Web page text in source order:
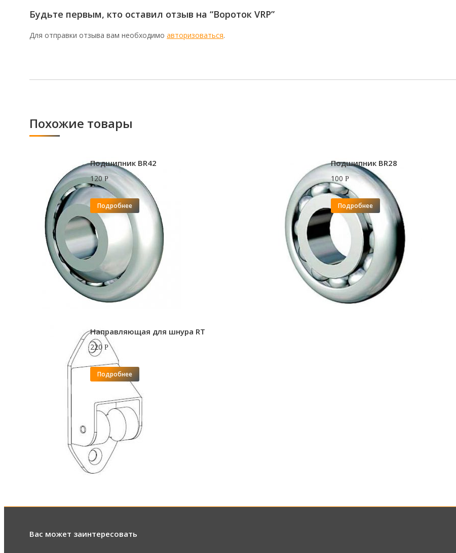
Будьте первым, кто оставил отзыв на “Вороток VRP”
Для отправки отзыва вам необходимо авторизоваться.
Похожие товары
Подшипник BR42
120Р
Подробнее
Подшипник BR28
100 Р
Подробнее
Направляющая для шнура RT
220 Р
Подробнее
Вас может заинтересовать